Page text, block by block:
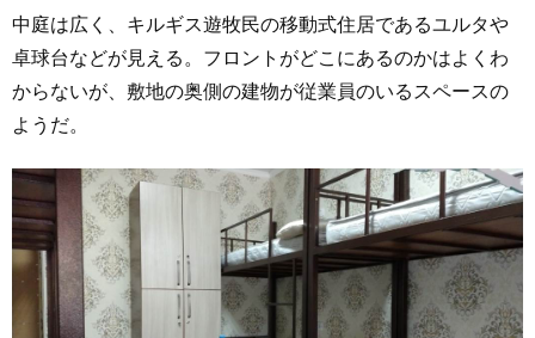
中庭は広く、キルギス遊牧民の移動式住居であるユルタや
卓球台などが見える。フロントがどこにあるのかはよくわ
からないが、敷地の奥側の建物が従業員のいるスペースの
ようだ。